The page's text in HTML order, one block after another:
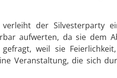
der Silvesterparty
aufwerten, da sie dem
weil sie
Veranstaltung, die sich